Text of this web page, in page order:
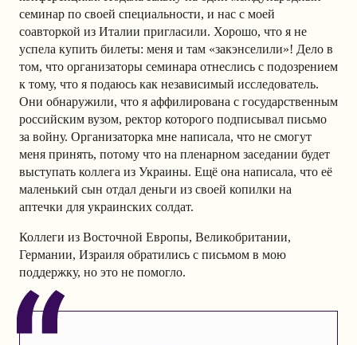
семинар по своей специальности, и нас с моей
соавторкой из Италии пригласили. Хорошо, что я не
успела купить билеты: меня и там «закэнселили»! Дело в
том, что организаторы семинара отнеслись с подозрением
к тому, что я подаюсь как независимый исследователь.
Они обнаружили, что я аффилирована с государственным
российским вузом, ректор которого подписывал письмо
за войну. Организаторка мне написала, что не смогут
меня принять, потому что на пленарном заседании будет
выступать коллега из Украины. Ещё она написала, что её
маленький сын отдал деньги из своей копилки на
аптечки для украинских солдат.
Коллеги из Восточной Европы, Великобритании,
Германии, Израиля обратились с письмом в мою
поддержку, но это не помогло.